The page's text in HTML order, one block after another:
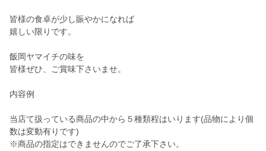
皆様の食卓が少し賑やかになれば
嬉しい限りです。
飯岡ヤマイチの味を
皆様ぜひ、ご賞味下さいませ。
内容例
当店て扱っている商品の中から５種類程はいります(品物により個
数は変動有りです)
※商品の指定はできませんのでご了承下さい。